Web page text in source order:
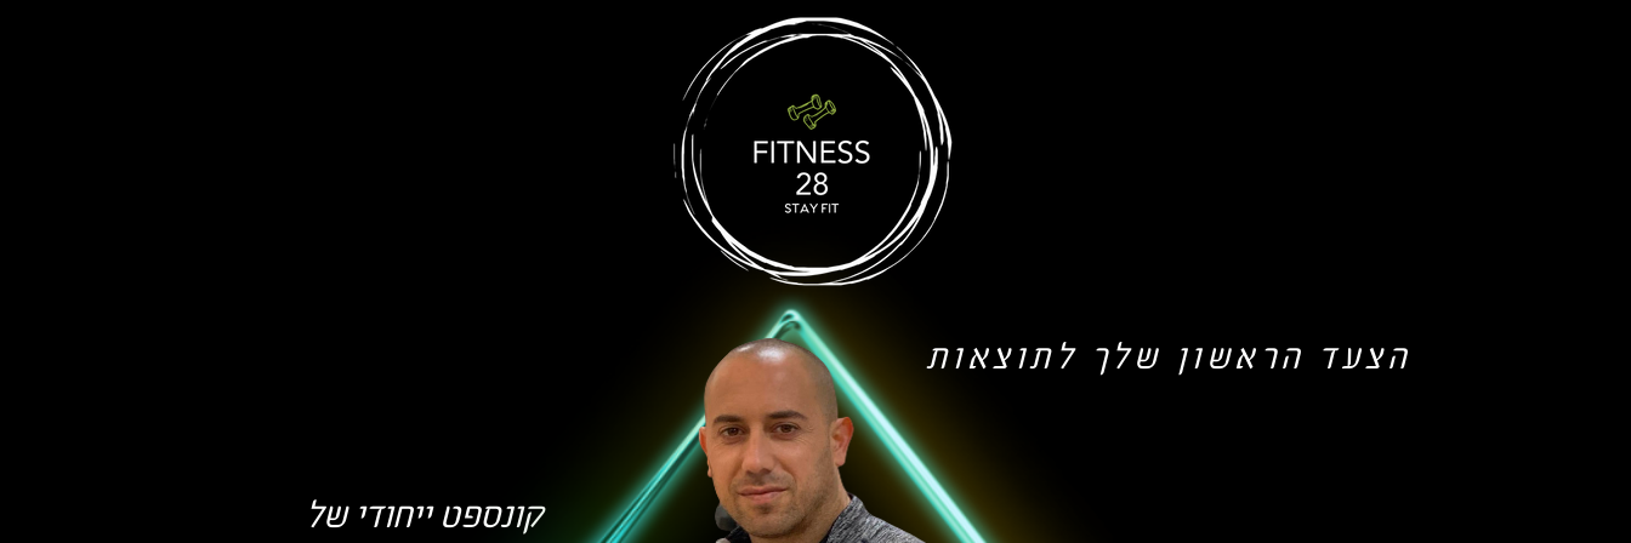
קונספט ייחודי של
הצעד הראשון שלך לתוצאות